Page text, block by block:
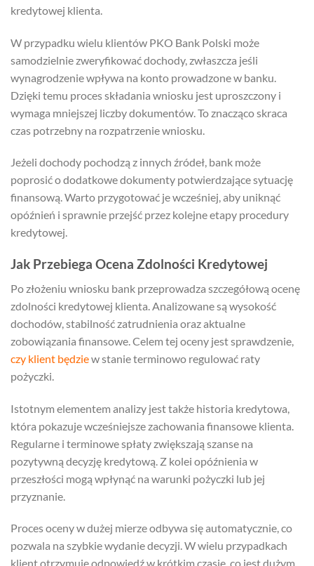
kredytowej klienta.
W przypadku wielu klientów PKO Bank Polski może
samodzielnie zweryfikować dochody, zwłaszcza jeśli
wynagrodzenie wpływa na konto prowadzone w banku.
Dzięki temu proces składania wniosku jest uproszczony i
wymaga mniejszej liczby dokumentów. To znacząco skraca
czas potrzebny na rozpatrzenie wniosku.
Jeżeli dochody pochodzą z innych źródeł, bank może
poprosić o dodatkowe dokumenty potwierdzające sytuację
finansową. Warto przygotować je wcześniej, aby uniknąć
opóźnień i sprawnie przejść przez kolejne etapy procedury
kredytowej.
Jak Przebiega Ocena Zdolności Kredytowej
Po złożeniu wniosku bank przeprowadza szczegółową ocenę
zdolności kredytowej klienta. Analizowane są wysokość
dochodów, stabilność zatrudnienia oraz aktualne
zobowiązania finansowe. Celem tej oceny jest sprawdzenie,
czy klient będziew stanie terminowo regulować raty
pożyczki.
Istotnym elementem analizy jest także historia kredytowa,
która pokazuje wcześniejsze zachowania finansowe klienta.
Regularne i terminowe spłaty zwiększają szanse na
pozytywną decyzję kredytową. Z kolei opóźnienia w
przeszłości mogą wpłynąć na warunki pożyczki lub jej
przyznanie.
Proces oceny w dużej mierze odbywa się automatycznie, co
pozwala na szybkie wydanie decyzji. W wielu przypadkach
klient otrzymuje odpowiedź w krótkim czasie, co jest dużym